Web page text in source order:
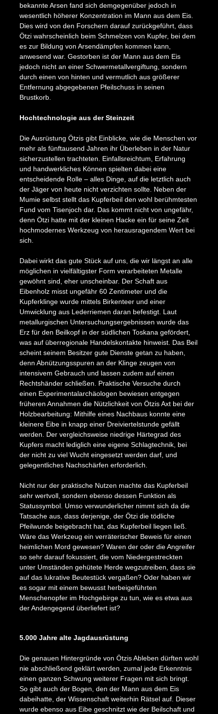
bekannte Arsen fand sich demgegenüber jedoch in
wesentlich höherer Konzentration im Mann aus dem Eis.
Dies wird von den Forschern darauf zurückgeführt, dass
Ötzi wahrscheinlich beim Schmelzen von Kupfer, bei dem
es zur Bildung von Arsendämpfen kommen kann,
anwesend war. Gestorben ist der Mann aus dem Eis
jedoch nicht an einer Schwermetallvergiftung, sondern
durch einen von hinten und vermutlich aus größerer
Entfernung abgegebenen Pfeilschuss in seinen
Brustkorb.
Hochtechnologie aus der Steinzeit
Die Ausrüstung Ötzis gibt Einblicke, wie die Menschen vor
mehr als fünftausend Jahren ihr Überleben in der Natur
sicherzustellen trachteten. Einfallsreichtum, Erfahrung
und handwerkliches Können spielten dabei eine
entscheidende Rolle – alles Dinge, auf die letztlich auch
der Jäger von heute nicht verzichten sollte. Neben der
Mumie selbst stellt das Kupferbeil den wohl berühmtesten
Fund vom Tisenjoch dar. Das kommt nicht von ungefähr,
denn Ötzi hatte mit der kleinen Hacke ein für seine Zeit
hochmodernes Werkzeug von herausragendem Wert bei
sich.
Dabei wirkt das gute Stück auf uns, die wir längst an alle
möglichen in vielfältigster Form verarbeiteten Metalle
gewöhnt sind, eher unscheinbar. Der Schaft aus
Eibenholz misst ungefähr 60 Zentimeter und die
Kupferklinge wurde mittels Birkenteer und einer
Umwicklung aus Lederriemen daran befestigt. Laut
metallurgischen Untersuchungsergebnissen wurde das
Erz für den Beilkopf in der südlichen Toskana gefördert,
was auf überregionale Handelskontakte hinweist. Das Beil
scheint seinem Besitzer gute Dienste getan zu haben,
denn Abnützungsspuren an der Klinge zeugen von
intensivem Gebrauch und lassen zudem auf einen
Rechtshänder schließen. Praktische Versuche durch
einen Experimentalarchäologen bewiesen entgegen
früheren Annahmen die Nützlichkeit von Ötzis Axt bei der
Holzbearbeitung: Mithilfe eines Nachbaus konnte eine
kleinere Eibe in knapp einer Dreiviertelstunde gefällt
werden. Der vergleichsweise niedrige Härtegrad des
Kupfers macht lediglich eine eigene Schlagtechnik, bei
der nicht zu viel Wucht eingesetzt werden darf, und
gelegentliches Nachschärfen erforderlich.
Nicht nur der praktische Nutzen machte das Kupferbeil
sehr wertvoll, sondern ebenso dessen Funktion als
Statussymbol. Umso verwunderlicher nimmt sich da die
Tatsache aus, dass derjenige, der Ötzi die tödliche
Pfeilwunde beigebracht hat, das Kupferbeil liegen ließ.
Wäre das Werkzeug ein verräterischer Beweis für einen
heimlichen Mord gewesen? Waren der oder die Angreifer
so sehr darauf fokussiert, die vom Niedergestreckten
unter Umständen gehütete Herde wegzutreiben, dass sie
auf das lukrative Beutestück vergaßen? Oder haben wir
es sogar mit einem bewusst herbeigeführten
Menschenopfer im Hochgebirge zu tun, wie es etwa aus
der Andengegend überliefert ist?
5.000 Jahre alte Jagdausrüstung
Die genauen Hintergründe von Ötzis Ableben dürften wohl
nie abschließend geklärt werden, zumal jede Erkenntnis
einen ganzen Schwung weiterer Fragen mit sich bringt.
So gibt auch der Bogen, den der Mann aus dem Eis
dabeihatte, der Wissenschaft weiterhin Rätsel auf. Dieser
wurde ebenso aus Eibe geschnitzt wie der Beilschaft und